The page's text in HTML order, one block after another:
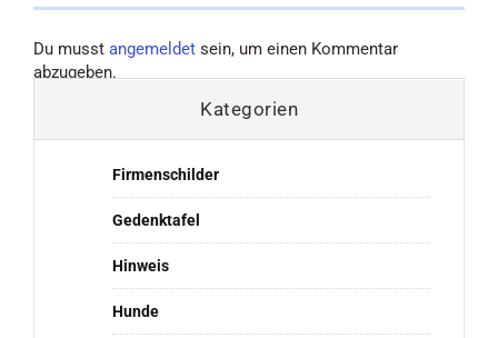
Du musst angemeldet sein, um einen Kommentar
abzugeben.
Kategorien
Firmenschilder
Gedenktafel
Hinweis
Hunde